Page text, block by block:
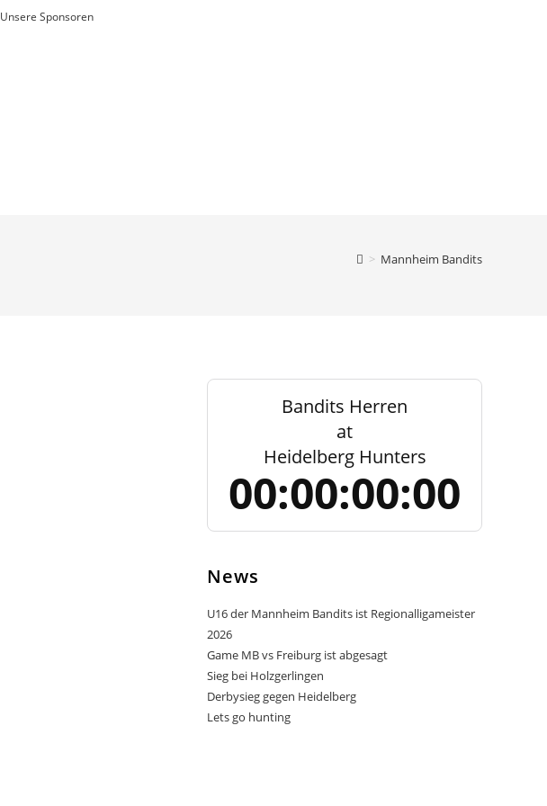
Unsere Sponsoren
> Mannheim Bandits
Bandits Herren
at
Heidelberg Hunters
00:00:00:00
News
U16 der Mannheim Bandits ist Regionalligameister
2026
Game MB vs Freiburg ist abgesagt
Sieg bei Holzgerlingen
Derbysieg gegen Heidelberg
Lets go hunting